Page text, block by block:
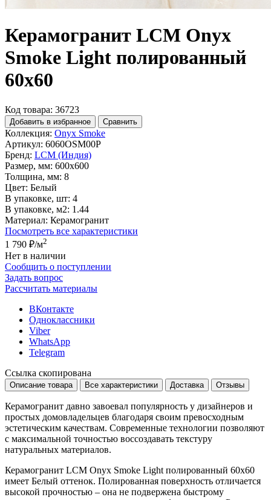
Керамогранит LCM Onyx
Smoke Light полированный
60x60
Код товара: 36723
Добавить в избранное Сравнить
Коллекция: Onyx Smoke
Артикул: 6060OSM00P
Бренд: LCM (Индия)
Размер, мм: 600x600
Толщина, мм: 8
Цвет: Белый
В упаковке, шт: 4
В упаковке, м2: 1.44
Материал: Керамогранит
Посмотреть все характеристики
1 790 ₽/м2
Нет в наличии
Сообщить о поступлении
Задать вопрос
Рассчитать материалы
ВКонтакте
Одноклассники
Viber
WhatsApp
Telegram
Ссылка скопирована
Описание товара Все характеристики Доставка Отзывы
Керамогранит давно завоевал популярность у дизайнеров и
простых домовладельцев благодаря своим превосходным
эстетическим качествам. Современные технологии позволяют
с максимальной точностью воссоздавать текстуру
натуральных материалов.
Керамогранит LCM Onyx Smoke Light полированный 60x60
имеет Белый оттенок. Полированная поверхность отличается
высокой прочностью – она не подвержена быстрому